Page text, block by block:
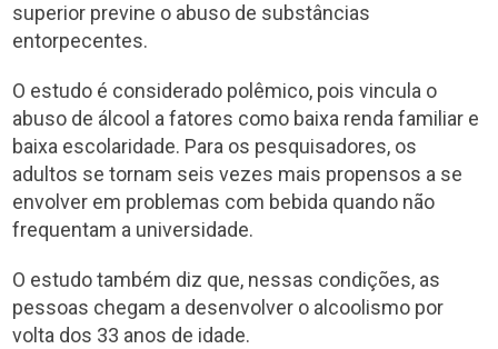
superior previne o abuso de substâncias
entorpecentes.
O estudo é considerado polêmico, pois vincula o
abuso de álcool a fatores como baixa renda familiar e
baixa escolaridade. Para os pesquisadores, os
adultos se tornam seis vezes mais propensos a se
envolver em problemas com bebida quando não
frequentam a universidade.
O estudo também diz que, nessas condições, as
pessoas chegam a desenvolver o alcoolismo por
volta dos 33 anos de idade.